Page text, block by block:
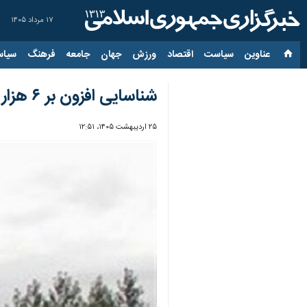
۱۷ مرداد ۱۴۰۵
عناوین‌ سیاست اقتصاد ورزش جهان جامعه فرهنگ
شناسایی افزون بر ۶ هزار مورد تغییر کاربری غیرمجاز در اراضی کشاورزی مازندران
۲۵ اردیبهشت ۱۴۰۵، ۱۲:۵۱